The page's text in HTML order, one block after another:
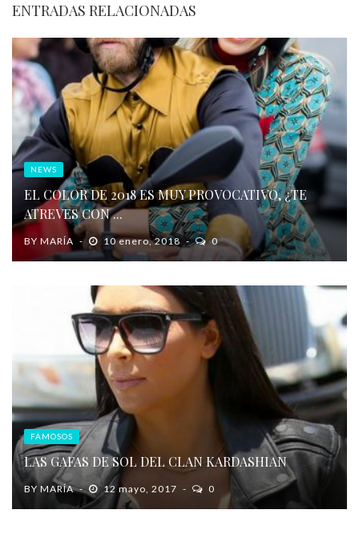
ENTRADAS RELACIONADAS
NEWS
EL COLOR DE 2018 ES MUY PROVOCATIVO, ¿TE
ATREVES CON ...
BY MARÍA 10 enero, 2018 0
FAMOSOS
LAS GAFAS DE SOL DEL CLAN KARDASHIAN
BY MARÍA 12 mayo, 2017 0